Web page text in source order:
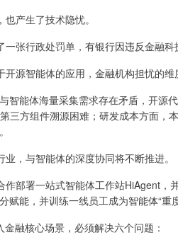
产生了技术隐忧。
张行政处罚单，有银行因违反金融科
源智能体的应用，金融机构担忧的维
智能体海量采集需求存在矛盾，开源
三方组件溯源困难；研发成本方面
，与智能体的深度协同将不断推进。
部署一站式智能体工作站HiAgent，
能，并训练一线员工成为智能体“重度
融核心场景，必须解决六个问题：